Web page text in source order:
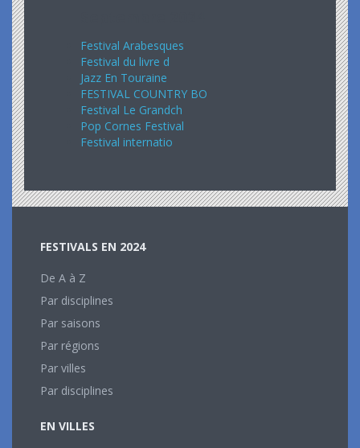
Festival Arabesques
Festival du livre d
Jazz En Touraine
FESTIVAL COUNTRY BO
Festival Le Grandch
Pop Cornes Festival
Festival internatio
FESTIVALS EN 2024
De A à Z
Par disciplines
Par saisons
Par régions
Par villes
Par disciplines
EN VILLES